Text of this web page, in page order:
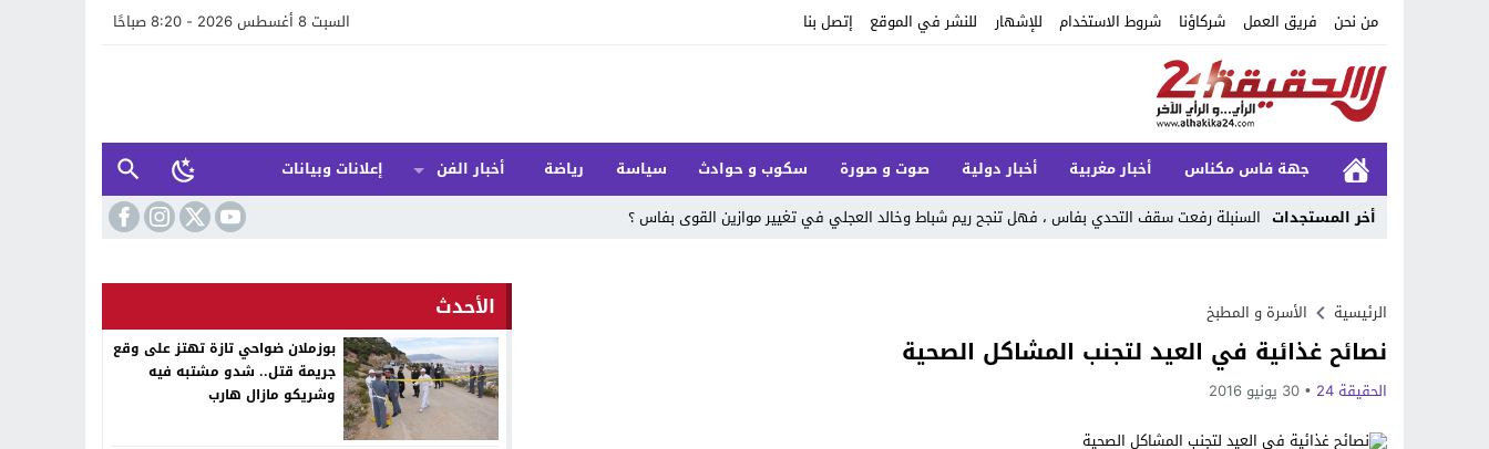
من نحن فريق العمل شركاؤنا شروط الاستخدام للإشهار للنشر في الموقع إتصل بنا السبت 8 أغسطس 2026 - 8:20 صباحًا
جهة فاس مكناس أخبار مغربية أخبار دولية صوت و صورة سكوب و حوادث سياسة رياضة أخبار الفن
إعلانات وبيانات
أخر المستجدات السنبلة رفعت سقف التحدي بفاس ، فهل تنجح ريم شباط وخالد العجلي في تغيير موازين القوى بفاس ؟
Previous
Next
الرئيسية الأسرة و المطبخ
نصائح غذائية في العيد لتجنب المشاكل الصحية
الحقيقة 24 30 يونيو 2016
الأحدث
بوزملان ضواحي تازة تهتز على وقع
جريمة قتل.. شدو مشتبه فيه
وشريكو مازال هارب